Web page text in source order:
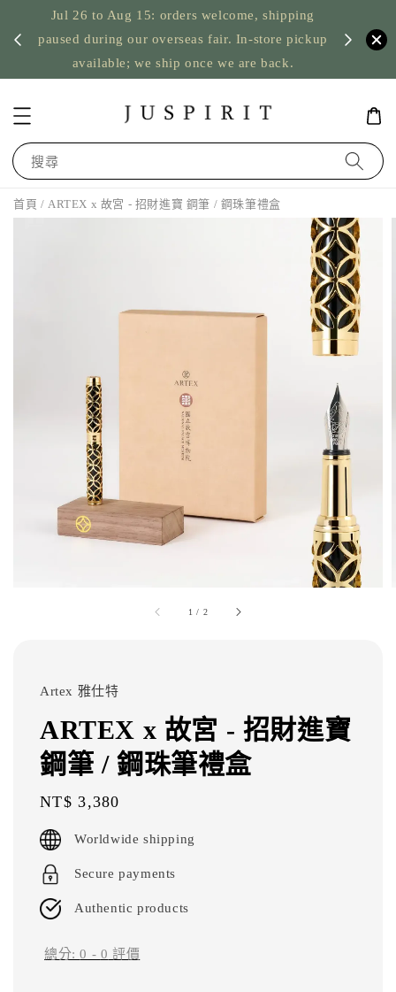
US orders: taxes prepaid up to USD 2,500,
nothing to pay on delivery
台灣筆
搜尋
首頁 / ARTEX x 故宮 - 招財進寶 鋼筆 / 鋼珠筆禮盒
1 / 2
Artex 雅仕特
ARTEX x 故宮 - 招財進寶
鋼筆 / 鋼珠筆禮盒
Regular
price
NT$ 3,380
Worldwide shipping
Secure payments
Authentic products
總分:0 - 0 評價